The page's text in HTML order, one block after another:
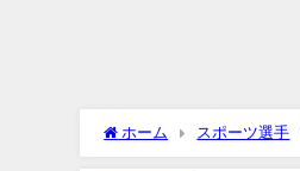
ホーム スポーツ選手